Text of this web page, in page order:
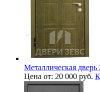
Металлическая
Цена от: 20 000 руб.